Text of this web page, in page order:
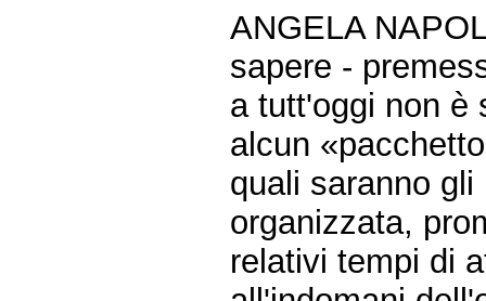
ANGELA
sapere -
a tutt'oggi non è
alcun
quali saranno
organizzata,
relativi tempi di